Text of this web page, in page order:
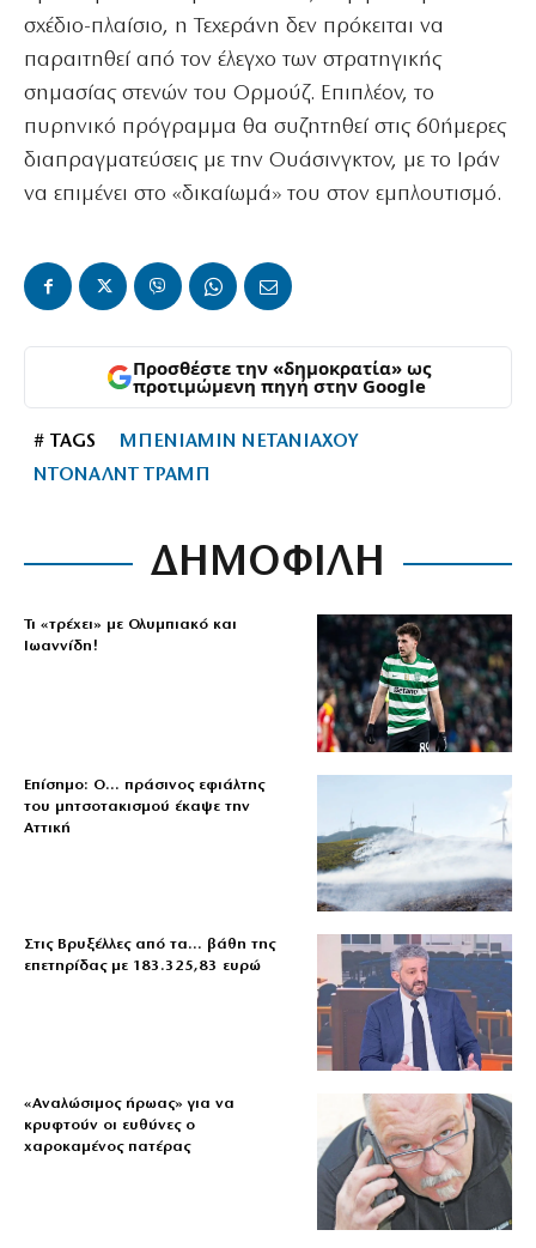
σχέδιο-πλαίσιο, η Τεχεράνη δεν πρόκειται να
παραιτηθεί από τον έλεγχο των στρατηγικής
σημασίας στενών του Ορμούζ. Επιπλέον, το
πυρηνικό πρόγραμμα θα συζητηθεί στις 60ήμερες
διαπραγματεύσεις με την Ουάσινγκτον, με το Ιράν
να επιμένει στο «δικαίωμά» του στον εμπλουτισμό.
Προσθέστε την «δημοκρατία» ως
προτιμώμενη πηγή στην Google
# TAGS
ΜΠΕΝΙΑΜΙΝ ΝΕΤΑΝΙΑΧΟΥ
ΝΤΟΝΑΛΝΤ ΤΡΑΜΠ
ΔΗΜΟΦΙΛΗ
Τι «τρέχει» με Ολυμπιακό και
Ιωαννίδη!
Επίσημο: Ο… πράσινος εφιάλτης
του μητσοτακισμού έκαψε την
Αττική
Στις Βρυξέλλες από τα… βάθη της
επετηρίδας με 183.325,83 ευρώ
«Aναλώσιμος ήρωας» για να
κρυφτούν οι ευθύνες ο
χαροκαμένος πατέρας